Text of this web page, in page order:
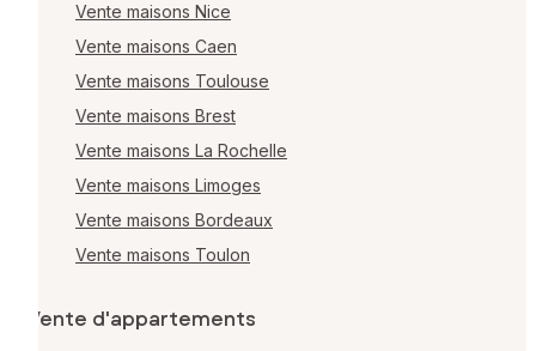
Vente maisons Nice
Vente maisons Caen
Vente maisons Toulouse
Vente maisons Brest
Vente maisons La Rochelle
Vente maisons Limoges
Vente maisons Bordeaux
Vente maisons Toulon
Vente d'appartements